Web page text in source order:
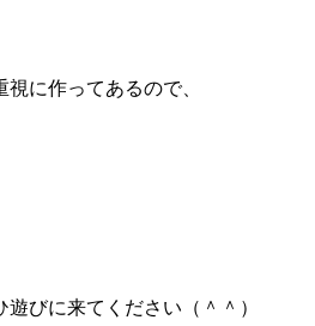
に作ってあるので、
びに来てください（＾＾）